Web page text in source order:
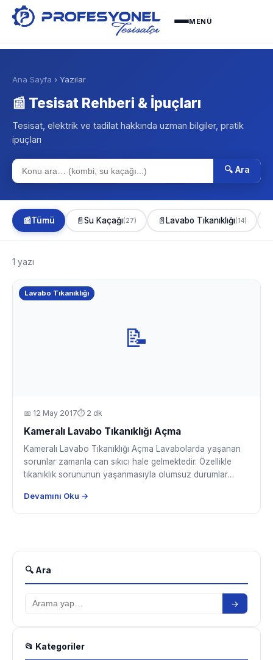
MENÜ
Ana Sayfa › Yazılar
📰 Tesisat Rehberi & İpuçları
Tesisat, elektrik ve tadilat hakkında uzman bilgiler, pratik
ipuçları
🔍 Ara
📰Tümü 📄Su Kaçağı(27) 📄Lavabo Tıkanıklığı(14)
1 yazı
📝
Lavabo Tıkanıklığı
📅 12 May 2017⏱ 2 dk
Kameralı Lavabo Tıkanıklığı Açma
Kameralı Lavabo Tıkanıklığı Açma Lavabolarda yaşanan
sorunlar zamanla can sıkıcı hale gelmektedir. Özellikle
tıkanıklık sorununun yaşanmasıyla olumsuz durumlar…
Devamını Oku →
🔍 Ara
→
📂 Kategoriler